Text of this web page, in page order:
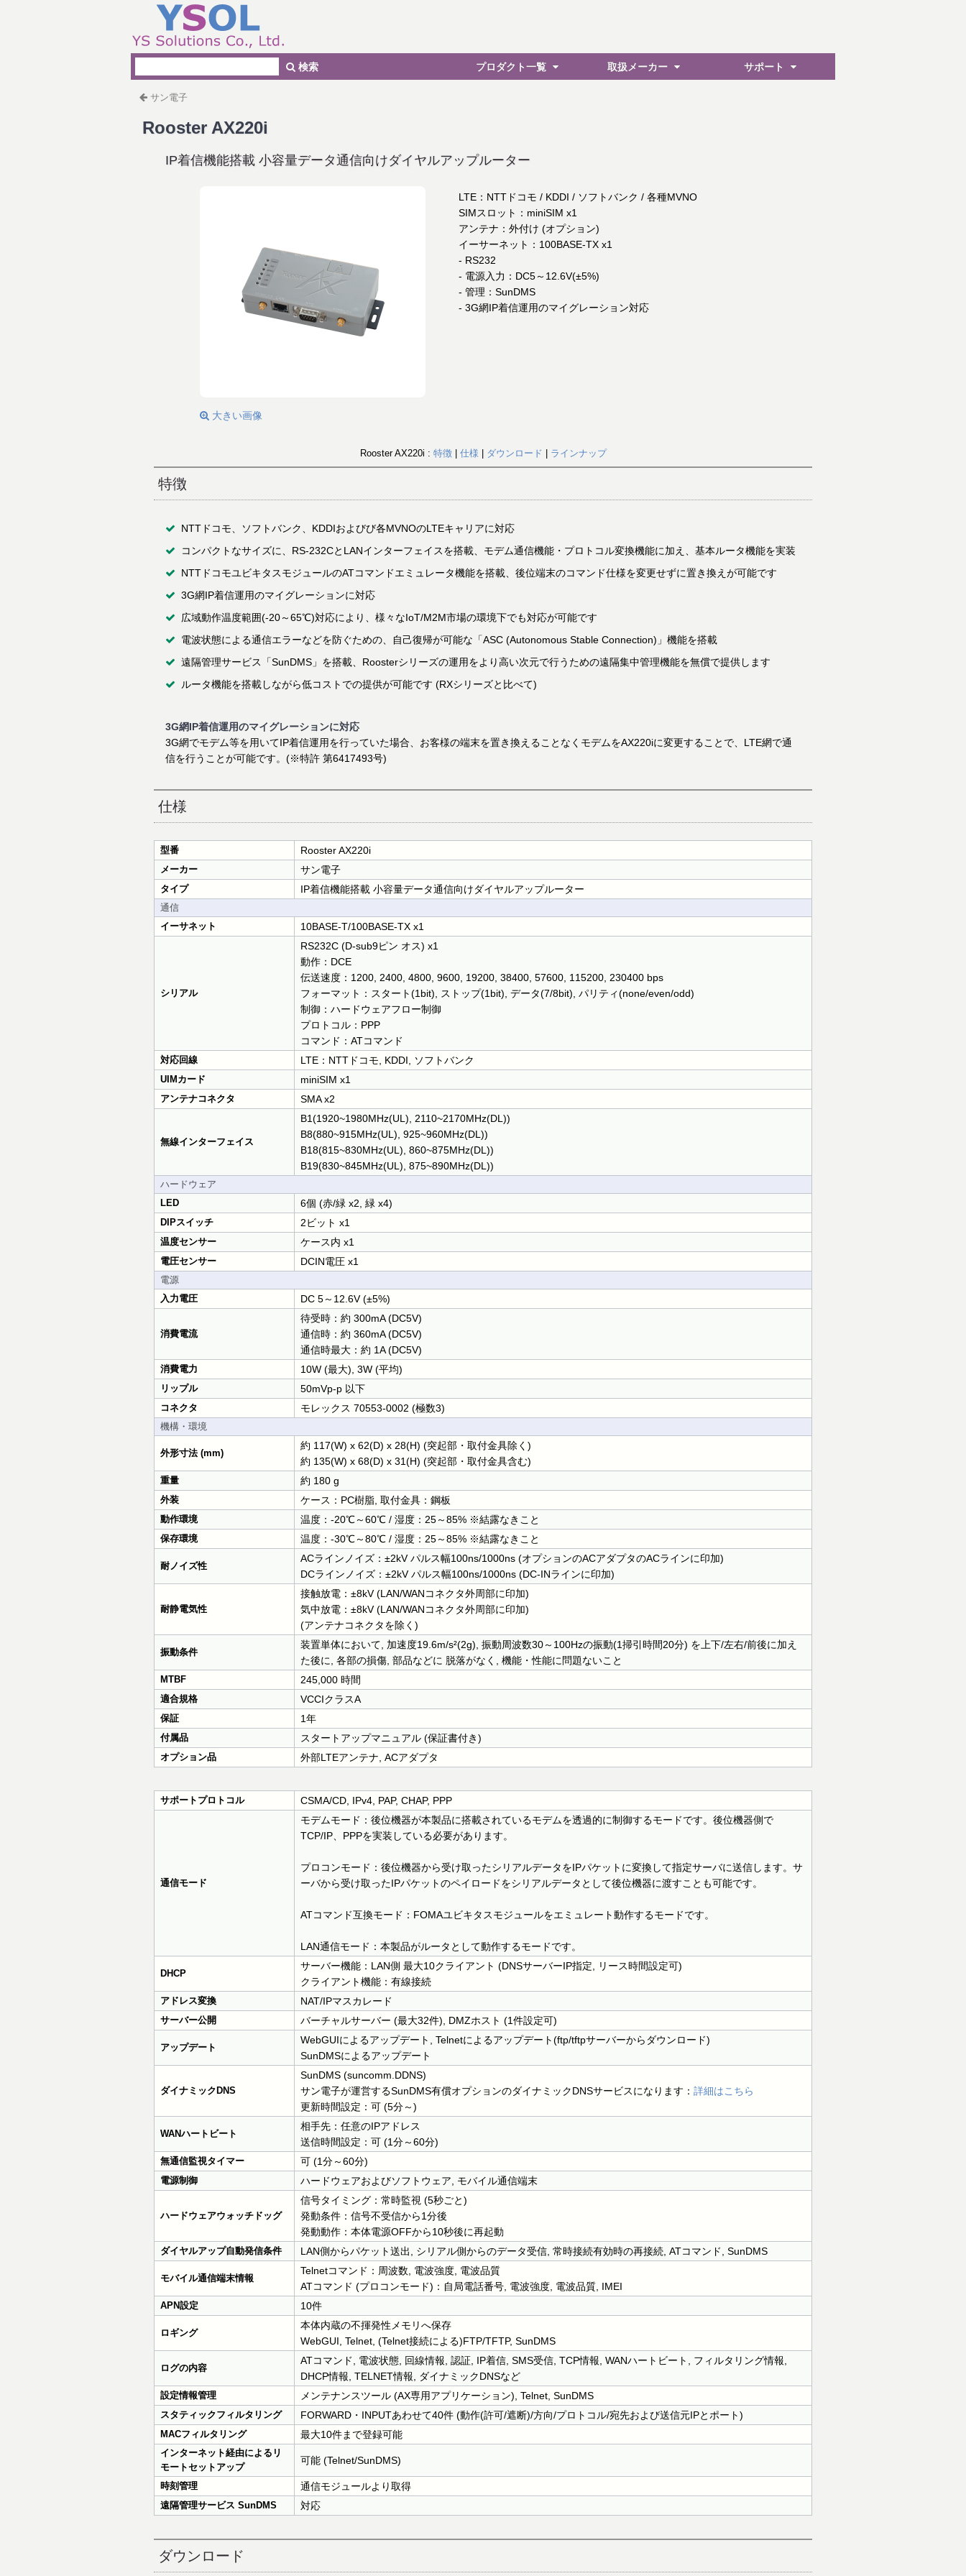
サン電子
Rooster AX220i
IP着信機能搭載 小容量データ通信向けダイヤルアップルーター
大きい画像
LTE：NTTドコモ / KDDI / ソフトバンク / 各種MVNO
SIMスロット：miniSIM x1
アンテナ：外付け (オプション)
イーサーネット：100BASE-TX x1
- RS232
- 電源入力：DC5～12.6V(±5%)
- 管理：SunDMS
- 3G網IP着信運用のマイグレーション対応
Rooster AX220i : 特徴 仕様 ダウンロード ラインナップ
特徴
NTTドコモ、ソフトバンク、KDDIおよびび各MVNOのLTEキャリアに対応
コンパクトなサイズに、RS-232CとLANインターフェイスを搭載、モデム通信機能・プロトコル変換機能に加え、基本ルータ機能を実装
NTTドコモユビキタスモジュールのATコマンドエミュレータ機能を搭載、後位端末のコマンド仕様を変更せずに置き換えが可能です
3G網IP着信運用のマイグレーションに対応
広域動作温度範囲(-20～65℃)対応により、様々なIoT/M2M市場の環境下でも対応が可能です
電波状態による通信エラーなどを防ぐための、自己復帰が可能な「ASC (Autonomous Stable Connection)」機能を搭載
遠隔管理サービス「SunDMS」を搭載、Roosterシリーズの運用をより高い次元で行うための遠隔集中管理機能を無償で提供します
ルータ機能を搭載しながら低コストでの提供が可能です (RXシリーズと比べて)
3G網IP着信運用のマイグレーションに対応
3G網でモデム等を用いてIP着信運用を行っていた場合、お客様の端末を置き換えることなくモデムをAX220iに変更することで、LTE網で通
信を行うことが可能です。(※特許 第6417493号)
仕様
型番 Rooster AX220i
メーカー サン電子
タイプ IP着信機能搭載 小容量データ通信向けダイヤルアップルーター
通信
イーサネット
10BASE-T/100BASE-TX x1
シリアル
RS232C (D-sub9ピン オス) x1
動作：DCE
伝送速度：1200, 2400, 4800, 9600, 19200, 38400, 57600, 115200, 230400 bps
フォーマット：スタート(1bit), ストップ(1bit), データ(7/8bit), パリティ(none/even/odd)
制御：ハードウェアフロー制御
プロトコル：PPP
コマンド：ATコマンド
対応回線 LTE：NTTドコモ, KDDI, ソフトバンク
UIMカード miniSIM x1
アンテナコネクタ SMA x2
無線インターフェイス
B1(1920~1980MHz(UL), 2110~2170MHz(DL))
B8(880~915MHz(UL), 925~960MHz(DL))
B18(815~830MHz(UL), 860~875MHz(DL))
B19(830~845MHz(UL), 875~890MHz(DL))
ハードウェア
LED
6個 (赤/緑 x2, 緑 x4)
DIPスイッチ 2ビット x1
温度センサー ケース内 x1
電圧センサー DCIN電圧 x1
電源
入力電圧
DC 5～12.6V (±5%)
消費電流
待受時：約 300mA (DC5V)
通信時：約 360mA (DC5V)
通信時最大：約 1A (DC5V)
消費電力 10W (最大), 3W (平均)
リップル 50mVp-p 以下
コネクタ モレックス 70553-0002 (極数3)
機構・環境
外形寸法 (mm)
約 117(W) x 62(D) x 28(H) (突起部・取付金具除く)
約 135(W) x 68(D) x 31(H) (突起部・取付金具含む)
重量 約 180 g
外装 ケース：PC樹脂, 取付金具：鋼板
動作環境 温度：-20℃～60℃ / 湿度：25～85% ※結露なきこと
保存環境 温度：-30℃～80℃ / 湿度：25～85% ※結露なきこと
耐ノイズ性
ACラインノイズ：±2kV パルス幅100ns/1000ns (オプションのACアダプタのACラインに印加)
DCラインノイズ：±2kV パルス幅100ns/1000ns (DC-INラインに印加)
耐静電気性
接触放電：±8kV (LAN/WANコネクタ外周部に印加)
気中放電：±8kV (LAN/WANコネクタ外周部に印加)
(アンテナコネクタを除く)
振動条件
装置単体において, 加速度19.6m/s²(2g), 振動周波数30～100Hzの振動(1掃引時間20分) を上下/左右/前後に加え
た後に, 各部の損傷, 部品などに 脱落がなく, 機能・性能に問題ないこと
MTBF 245,000 時間
適合規格 VCCIクラスA
保証 1年
付属品 スタートアップマニュアル (保証書付き)
オプション品 外部LTEアンテナ, ACアダプタ
サポートプロトコル CSMA/CD, IPv4, PAP, CHAP, PPP
通信モード
モデムモード：後位機器が本製品に搭載されているモデムを透過的に制御するモードです。後位機器側で
TCP/IP、PPPを実装している必要があります。
プロコンモード：後位機器から受け取ったシリアルデータをIPパケットに変換して指定サーバに送信します。サ
ーバから受け取ったIPパケットのペイロードをシリアルデータとして後位機器に渡すことも可能です。
ATコマンド互換モード：FOMAユビキタスモジュールをエミュレート動作するモードです。
LAN通信モード：本製品がルータとして動作するモードです。
DHCP
サーバー機能：LAN側 最大10クライアント (DNSサーバーIP指定, リース時間設定可)
クライアント機能：有線接続
アドレス変換 NAT/IPマスカレード
サーバー公開 バーチャルサーバー (最大32件), DMZホスト (1件設定可)
アップデート
WebGUIによるアップデート, Telnetによるアップデート(ftp/tftpサーバーからダウンロード)
SunDMSによるアップデート
ダイナミックDNS
SunDMS (suncomm.DDNS)
サン電子が運営するSunDMS有償オプションのダイナミックDNSサービスになります： 詳細はこちら
更新時間設定：可 (5分～)
WANハートビート
相手先：任意のIPアドレス
送信時間設定：可 (1分～60分)
無通信監視タイマー 可 (1分～60分)
電源制御 ハードウェアおよびソフトウェア, モバイル通信端末
ハードウェアウォッチドッグ
信号タイミング：常時監視 (5秒ごと)
発動条件：信号不受信から1分後
発動動作：本体電源OFFから10秒後に再起動
ダイヤルアップ自動発信条件 LAN側からパケット送出, シリアル側からのデータ受信, 常時接続有効時の再接続, ATコマンド, SunDMS
モバイル通信端末情報
Telnetコマンド：周波数, 電波強度, 電波品質
ATコマンド (プロコンモード)：自局電話番号, 電波強度, 電波品質, IMEI
APN設定 10件
ロギング
本体内蔵の不揮発性メモリへ保存
WebGUI, Telnet, (Telnet接続による)FTP/TFTP, SunDMS
ログの内容
ATコマンド, 電波状態, 回線情報, 認証, IP着信, SMS受信, TCP情報, WANハートビート, フィルタリング情報,
DHCP情報, TELNET情報, ダイナミックDNSなど
設定情報管理 メンテナンスツール (AX専用アプリケーション), Telnet, SunDMS
スタティックフィルタリング FORWARD・INPUTあわせて40件 (動作(許可/遮断)/方向/プロトコル/宛先および送信元IPとポート)
MACフィルタリング 最大10件まで登録可能
インターネット経由によるリ
モートセットアップ
可能 (Telnet/SunDMS)
時刻管理 通信モジュールより取得
遠隔管理サービス SunDMS 対応
ダウンロード
検索 プロダクト一覧 取扱メーカー サポート